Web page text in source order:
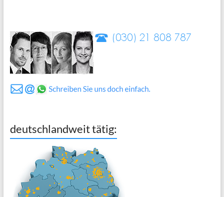
deutschlandweit tätig: